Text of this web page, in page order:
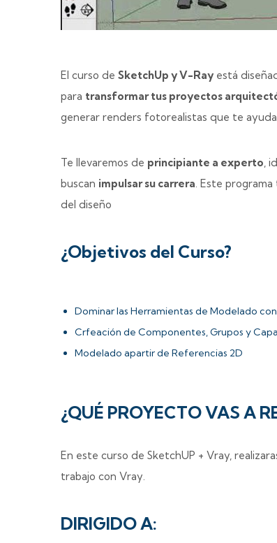
El curso de SketchUp y V-Ray está
para transformar tus proyectos
generar renders fotorealistas que te
Te llevaremos de principiante a experto,
buscan impulsar su carrera. Este
del diseño
¿Objetivos del Curso?
Dominar las Herramientas de Modelado
Crfeación de Componentes, Grupos y
Modelado apartir de Referencias 2D
¿QUÉ PROYECTO VAS A
En este curso de SketchUP + Vray,
trabajo con Vray.
DIRIGIDO A: